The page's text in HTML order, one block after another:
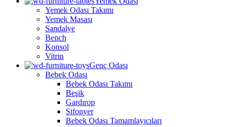
Yemek Odası Takımı
Yemek Masası
Sandalye
Bench
Konsol
Vitrin
Genç Odası
Bebek Odası
Bebek Odası Takımı
Beşik
Gardırop
Şifonyer
Bebek Odası Tamamlayıcıları